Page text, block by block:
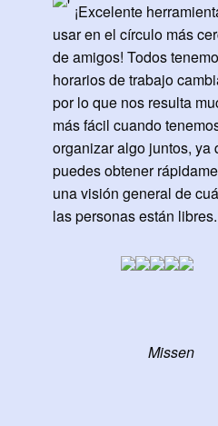
¡Excelente
usar en el círculo más
de amigos! Todos
horarios de trabajo
por lo que nos resulta
más fácil cuando
organizar algo juntos, ya
puedes obtener
una visión general de
las personas están libres.
Missen